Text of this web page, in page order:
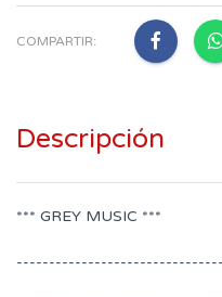
COMPARTIR:
Descripción
*** GREY MUSIC ***